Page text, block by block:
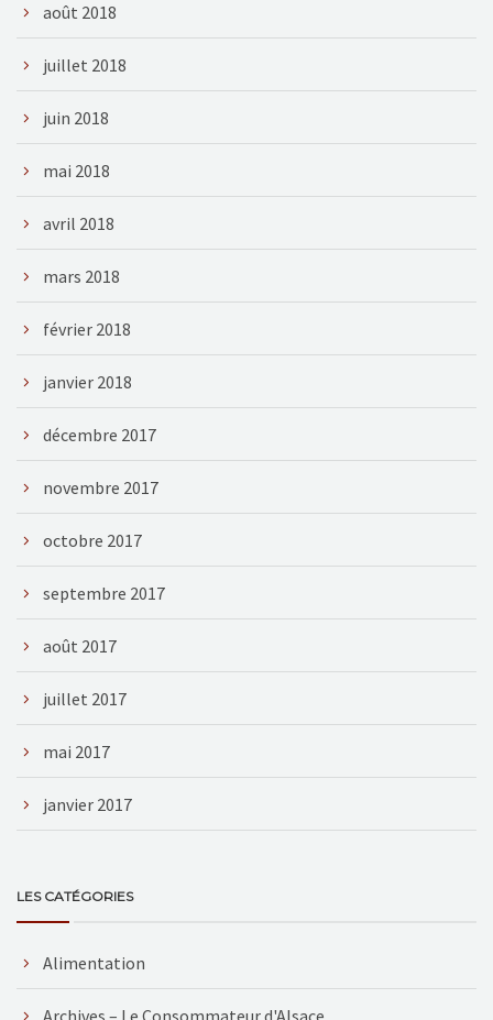
août 2018
juillet 2018
juin 2018
mai 2018
avril 2018
mars 2018
février 2018
janvier 2018
décembre 2017
novembre 2017
octobre 2017
septembre 2017
août 2017
juillet 2017
mai 2017
janvier 2017
LES CATÉGORIES
Alimentation